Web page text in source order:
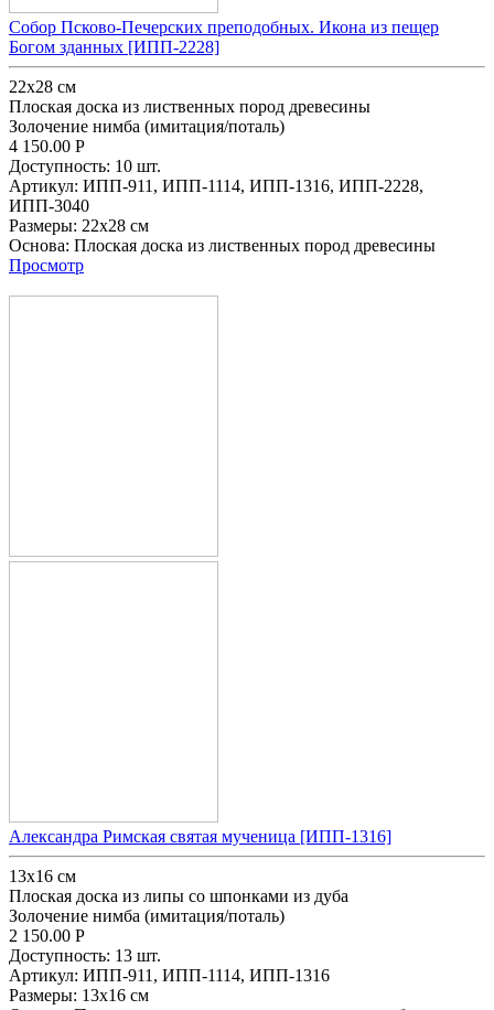
Собор Псково-Печерских преподобных. Икона из пещер
Богом зданных [ИПП-2228]
22х28 см
Плоская доска из лиственных пород древесины
Золочение нимба (имитация/поталь)
4 150.00 Р
Доступность: 10 шт.
Артикул: ИПП-911, ИПП-1114, ИПП-1316, ИПП-2228,
ИПП-3040
Размеры: 22х28 см
Основа: Плоская доска из лиственных пород древесины
Просмотр
Александра Римская святая мученица [ИПП-1316]
13x16 см
Плоская доска из липы со шпонками из дуба
Золочение нимба (имитация/поталь)
2 150.00 Р
Доступность: 13 шт.
Артикул: ИПП-911, ИПП-1114, ИПП-1316
Размеры: 13x16 см